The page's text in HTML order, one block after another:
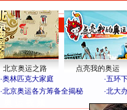
北京奥运之路 点亮我的奥运
·奥林匹克大家庭 ·五环
·北京奥运各方筹备全揭秘 ·北大